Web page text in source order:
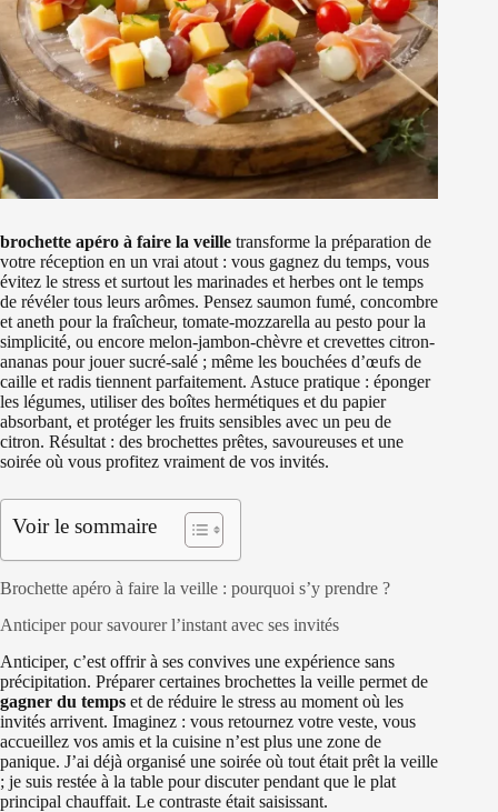
brochette apéro à faire la veille transforme la préparation de
votre réception en un vrai atout : vous gagnez du temps, vous
évitez le stress et surtout les marinades et herbes ont le temps
de révéler tous leurs arômes. Pensez saumon fumé, concombre
et aneth pour la fraîcheur, tomate-mozzarella au pesto pour la
simplicité, ou encore melon-jambon-chèvre et crevettes citron-
ananas pour jouer sucré-salé ; même les bouchées d’œufs de
caille et radis tiennent parfaitement. Astuce pratique : éponger
les légumes, utiliser des boîtes hermétiques et du papier
absorbant, et protéger les fruits sensibles avec un peu de
citron. Résultat : des brochettes prêtes, savoureuses et une
soirée où vous profitez vraiment de vos invités.
Voir le sommaire
Brochette apéro à faire la veille : pourquoi s’y prendre ?
Anticiper pour savourer l’instant avec ses invités
Anticiper, c’est offrir à ses convives une expérience sans
précipitation. Préparer certaines brochettes la veille permet de
gagner du temps et de réduire le stress au moment où les
invités arrivent. Imaginez : vous retournez votre veste, vous
accueillez vos amis et la cuisine n’est plus une zone de
panique. J’ai déjà organisé une soirée où tout était prêt la veille
; je suis restée à la table pour discuter pendant que le plat
principal chauffait. Le contraste était saisissant.